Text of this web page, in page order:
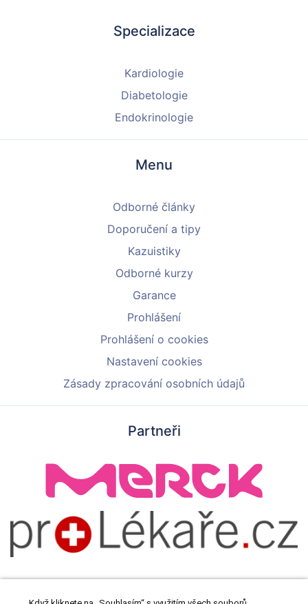
Specializace
Kardiologie
Diabetologie
Endokrinologie
Menu
Odborné články
Doporučení a tipy
Kazuistiky
Odborné kurzy
Garance
Prohlášení
Prohlášení o cookies
Nastavení cookies
Zásady zpracování osobních údajů
Partneři